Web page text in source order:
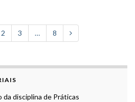
2 3 … 8
disciplina de Práticas